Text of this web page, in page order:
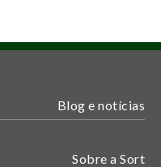
Blog e notícias
Sobre a Sort